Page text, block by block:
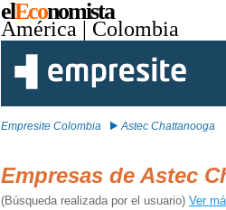
elEconomista
América | Colombia
Empresite Colombia Astec Chattanooga
Empresas de Astec
(Búsqueda realizada por el usuario) Ver